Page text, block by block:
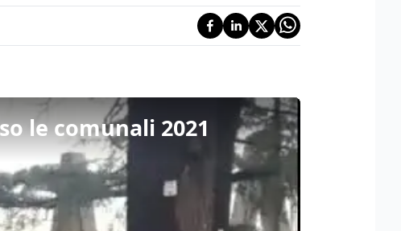
le comunali 2021